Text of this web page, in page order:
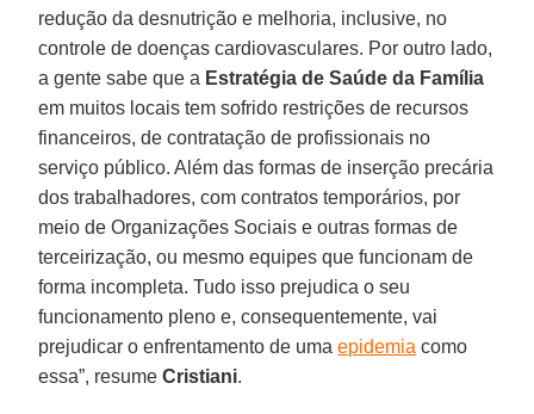
redução da desnutrição e melhoria, inclusive, no
controle de doenças cardiovasculares. Por outro lado,
a gente sabe que a Estratégia de Saúde da Família
em muitos locais tem sofrido restrições de recursos
financeiros, de contratação de profissionais no
serviço público. Além das formas de inserção precária
dos trabalhadores, com contratos temporários, por
meio de Organizações Sociais e outras formas de
terceirização, ou mesmo equipes que funcionam de
forma incompleta. Tudo isso prejudica o seu
funcionamento pleno e, consequentemente, vai
prejudicar o enfrentamento de umaepidemia como
essa”, resumeCristiani.